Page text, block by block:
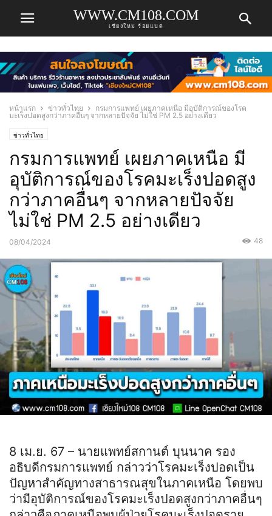
WWW.CM108.COM
เชียงใหม่ ร้อยแปด
หน้าแรก ข่าวทั่วไทย
กรมการแพทย์ เผยภาคเหนือ มีอุบัติการณ์ของโรค
มะเร็งปอดสูงกว่าภาคอื่นๆ จากหลายปัจจัย ไม่ใช่ PM 2.5 อย่างเดียว
ข่าวทั่วไทย
กรมการแพทย์ เผยภาคเหนือ มี
อุบัติการณ์ของโรคมะเร็งปอดสูง
กว่าภาคอื่นๆ จากหลายปัจจัย
ไม่ใช่ PM 2.5 อย่างเดียว
08/04/2024 48
8 เม.ย. 67 – นายแพทย์สกานต์ บุนนาค รอง
อธิบดีกรมการแพทย์ กล่าวว่าโรคมะเร็งปอดเป็น
ปัญหาสำคัญทางสาธารณสุขในภาคเหนือ โดยพบ
ว่ามีอุบัติการณ์ของโรคมะเร็งปอดสูงกว่าภาคอื่นๆ